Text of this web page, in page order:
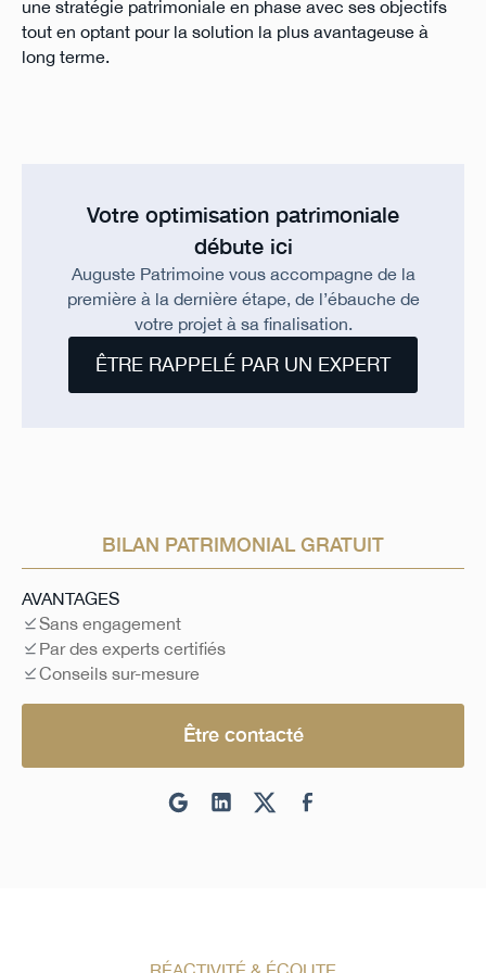
une stratégie patrimoniale en phase avec ses objectifs
tout en optant pour la solution la plus avantageuse à
long terme.
Votre optimisation patrimoniale
débute ici
Auguste Patrimoine vous accompagne de la
première à la dernière étape, de l’ébauche de
votre projet à sa finalisation.
ÊTRE RAPPELÉ PAR UN EXPERT
BILAN PATRIMONIAL GRATUIT
AVANTAGES
Sans engagement
Par des experts certifiés
Conseils sur-mesure
Être contacté